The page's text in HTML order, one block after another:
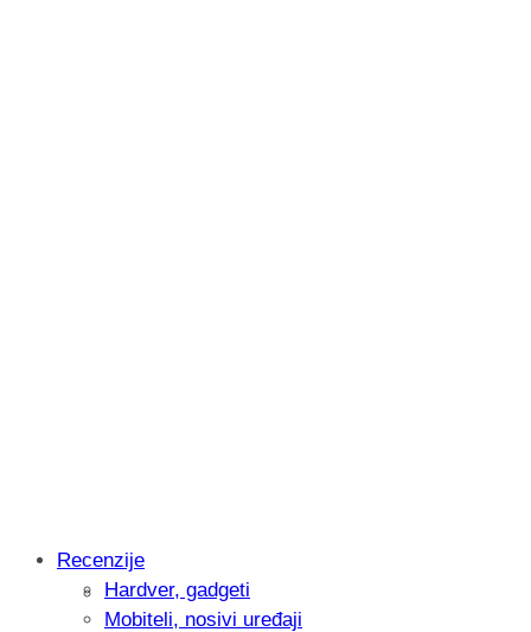
Intervju: Goran Jović, fotograf -
Recenzije
Hardver, gadgeti
Mobiteli, nosivi uređaji